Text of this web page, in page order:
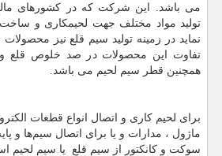
می باشد. این شرکت که در کشورهای
تولید مواد مختلف جهت لحیمکاری و ساخت
نماید در زمینه تولید سیم قلع نیز محصولات
تفاوت این محصولات در صد خلوص قلع
همچنین قطر سیم لحیم می باشد.
برای لحیم کاری و اتصال انواع قطعات
ماژول ، مدارات و یا برای اتصال سیم‌ها و
سوکت و کانکتور از سیم قلع یا سیم لحیم